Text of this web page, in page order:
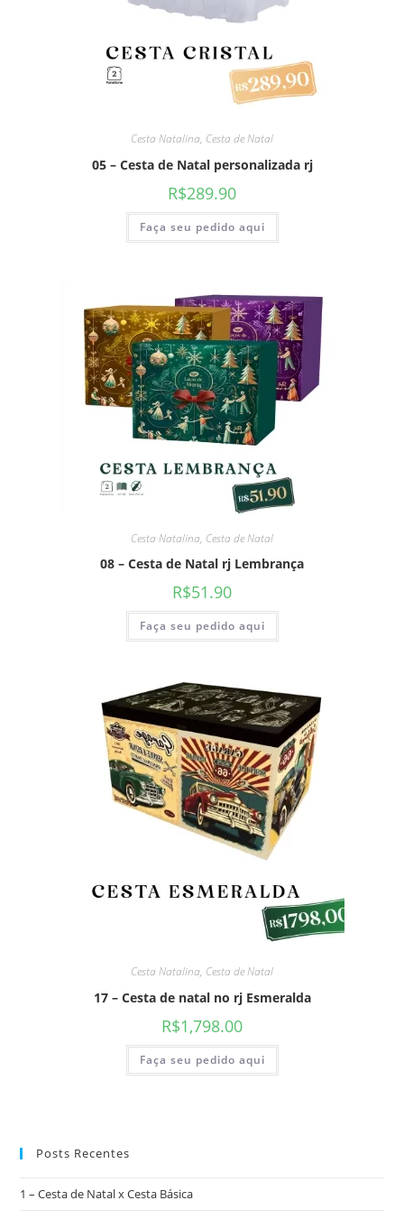
Cesta Natalina, Cesta de Natal
05 – Cesta de Natal personalizada rj
R$289.90
Faça seu pedido aqui
Cesta Natalina, Cesta de Natal
08 – Cesta de Natal rj Lembrança
R$51.90
Faça seu pedido aqui
Cesta Natalina, Cesta de Natal
17 – Cesta de natal no rj Esmeralda
R$1,798.00
Faça seu pedido aqui
Posts Recentes
1 – Cesta de Natal x Cesta Básica